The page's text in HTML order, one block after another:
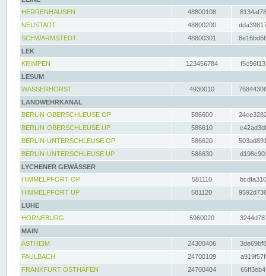
HERRENHAUSEN
48800108
NEUSTADT
48800200
SCHWARMSTEDT
48800301
LEK
KRIMPEN
123456784
LESUM
WASSERHORST
4930010
LANDWEHRKANAL
BERLIN-OBERSCHLEUSE OP
586600
BERLIN-OBERSCHLEUSE UP
586610
BERLIN-UNTERSCHLEUSE OP
586620
BERLIN-UNTERSCHLEUSE UP
586630
LYCHENER GEWÄSSER
HIMMELPFORT OP
581110
HIMMELPFORT UP
581120
LÜHE
HORNEBURG
5960020
MAIN
ASTHEIM
24300406
FAULBACH
24700109
FRANKFURT OSTHAFEN
24700404